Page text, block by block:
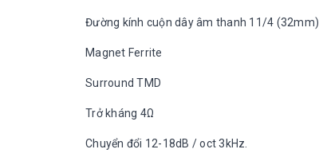
Đường kính cuộn dây âm thanh 11/4 (32mm)
Magnet Ferrite
Surround TMD
Trở kháng 4Ω
Chuyển đổi 12-18dB / oct 3kHz.